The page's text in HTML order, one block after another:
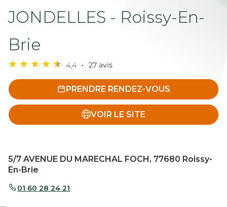
JONDELLES - Roissy-En-
Brie
4,4 27 avis
PRENDRE RENDEZ-VOUS
VOIR LE SITE
5/7 AVENUE DU MARECHAL FOCH, 77680 Roissy-
En-Brie
01 60 28 24 21